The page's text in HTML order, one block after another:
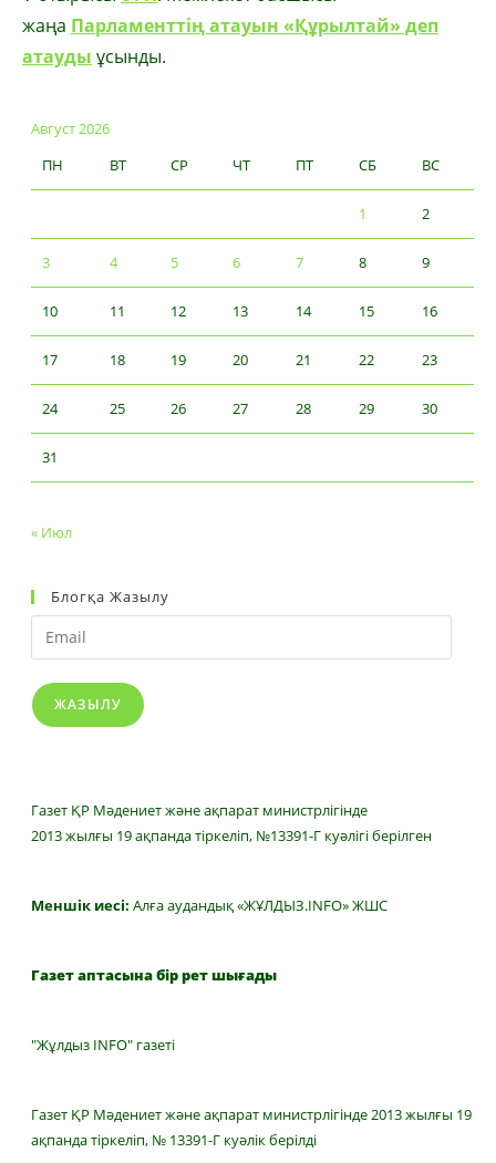
жаңа Парламенттің атауын «Құрылтай» деп
атауды ұсынды.
Август 2026
ПН
ВТ СР ЧТ ПТ СБ ВС
1 2
3 4 5 6 7 8 9
10 11 12 13 14 15 16
17 18 19 20 21 22 23
24 25 26 27 28 29 30
31
« Июл
Блогқа Жазылу
Email
ЖАЗЫЛУ
Газет ҚР Мәдениет және ақпарат министрлігінде
2013 жылғы 19 ақпанда тіркеліп, №13391-Г куәлігі берілген
Меншік иесі: Алға аудандық «ЖҰЛДЫЗ.INFO» ЖШС
Газет аптасына бір рет шығады
"Жұлдыз INFO" газеті
Газет ҚР Мәдениет және ақпарат министрлігінде 2013 жылғы 19
ақпанда тіркеліп, № 13391-Г куәлік берілді